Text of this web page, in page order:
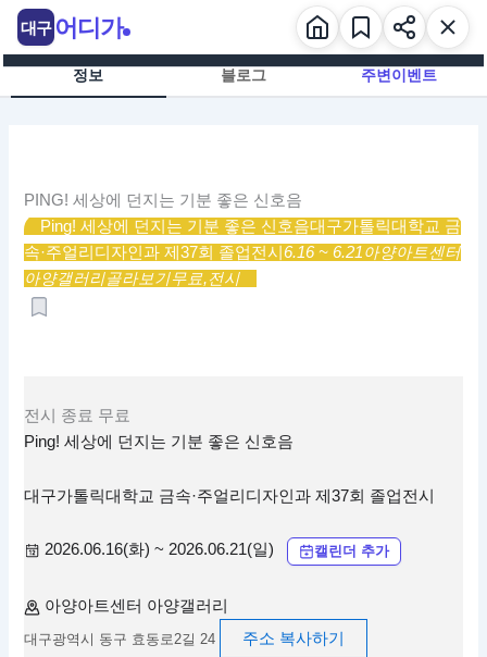
츠
정보 블로그 주변이벤트
PING! 세상에 던지는 기분 좋은 신호음
Ping! 세상에 던지는 기분 좋은 신호음대구가톨릭대학교 금
속·주얼리디자인과 제37회 졸업전시6.16 ~ 6.21아양아트센터
아양갤러리골라보기무료,전시
전시 종료 무료
Ping! 세상에 던지는 기분 좋은 신호음
대구가톨릭대학교 금속·주얼리디자인과 제37회 졸업전시
2026.06.16(화) ~ 2026.06.21(일) 캘린더 추가
아양아트센터 아양갤러리
대구광역시 동구 효동로2길 24 주소 복사하기
대구 어디가